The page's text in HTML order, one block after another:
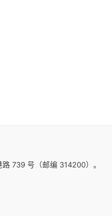
739 号（邮编 314200）。